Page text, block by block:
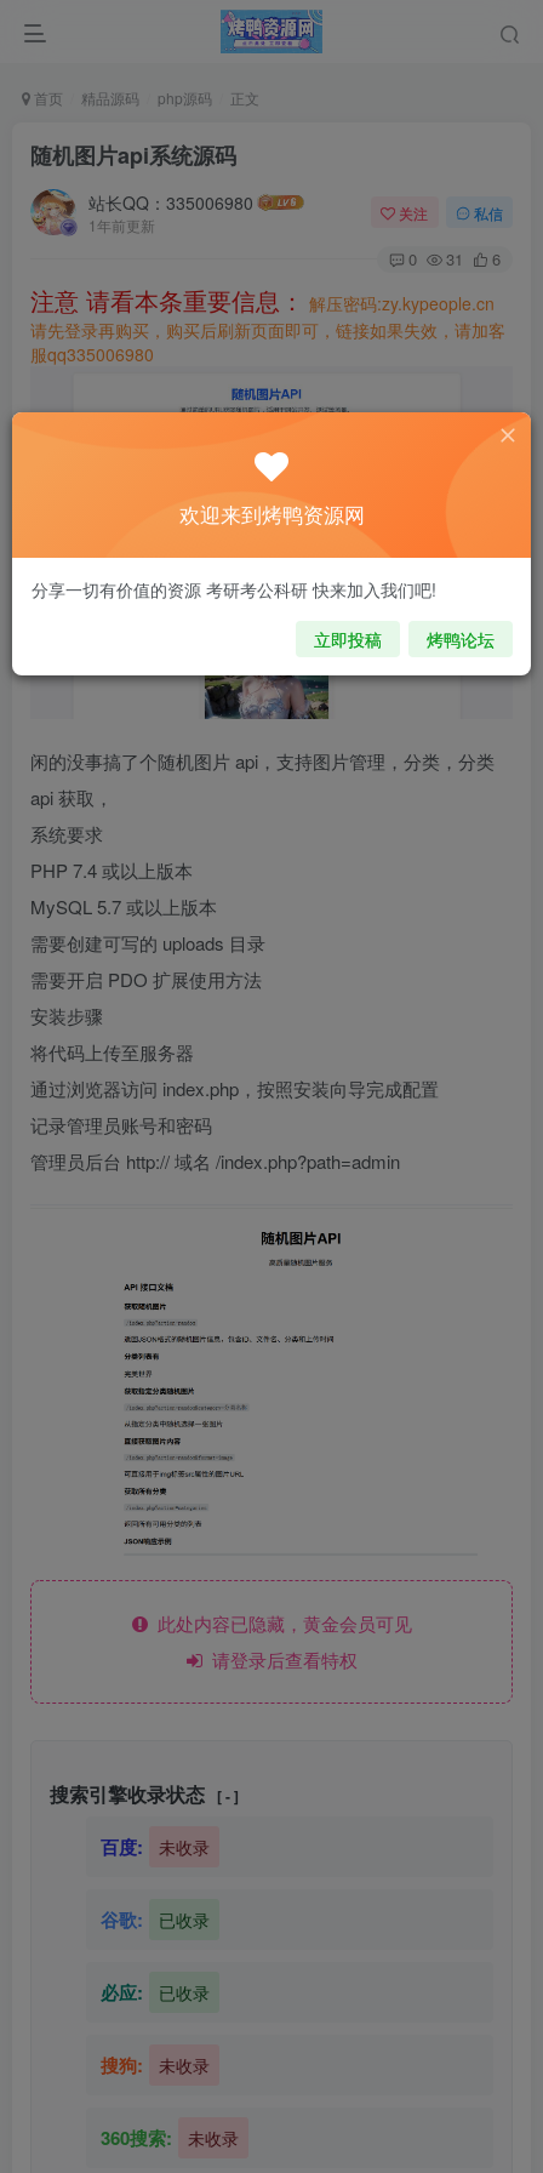
首页 精品源码 php源码 正文
随机图片api系统源码
站长QQ：335006980
1年前更新
关注 私信
0 31 6
注意 请看本条重要信息：
解压密码:zy.kypeople.cn
请先登录再购买，购买后刷新页面即可，链接如果失效，请加客
服qq335006980
闲的没事搞了个随机图片 api，支持图片管理，分类，分类
api 获取，
系统要求
PHP 7.4 或以上版本
MySQL 5.7 或以上版本
需要创建可写的 uploads 目录
需要开启 PDO 扩展使用方法
安装步骤
将代码上传至服务器
通过浏览器访问 index.php，按照安装向导完成配置
记录管理员账号和密码
管理员后台 http:// 域名 /index.php?path=admin
此处内容已隐藏，黄金会员可见
请登录后查看特权
搜索引擎收录状态 [ - ]
百度: 未收录
谷歌: 已收录
必应: 已收录
搜狗: 未收录
360搜索: 未收录
欢迎来到烤鸭资源网
分享一切有价值的资源 考研考公科研 快来加入我们吧!
立即投稿 烤鸭论坛